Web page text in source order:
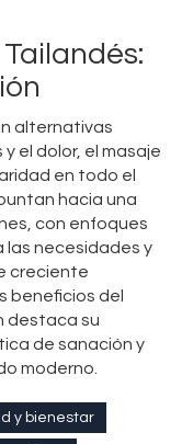
alternativas
el dolor, el masaje
en todo el
hacia una
con enfoques
necesidades y
creciente
beneficios del
destaca su
de sanación y
moderno.
y bienestar